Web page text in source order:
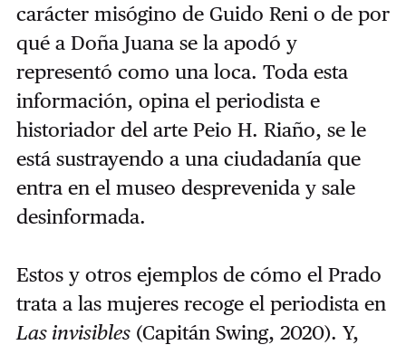
carácter misógino de Guido Reni o de por
qué a Doña Juana se la apodó y
representó como una loca. Toda esta
información, opina el periodista e
historiador del arte Peio H. Riaño, se le
está sustrayendo a una ciudadanía que
entra en el museo desprevenida y sale
desinformada.
Estos y otros ejemplos de cómo el Prado
trata a las mujeres recoge el periodista en
Las invisibles(Capitán Swing, 2020). Y,